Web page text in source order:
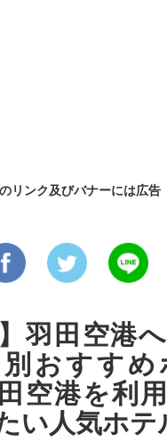
リンク及びバナーには広告
】羽田空港
おすす
空港を利
い人気ホテ